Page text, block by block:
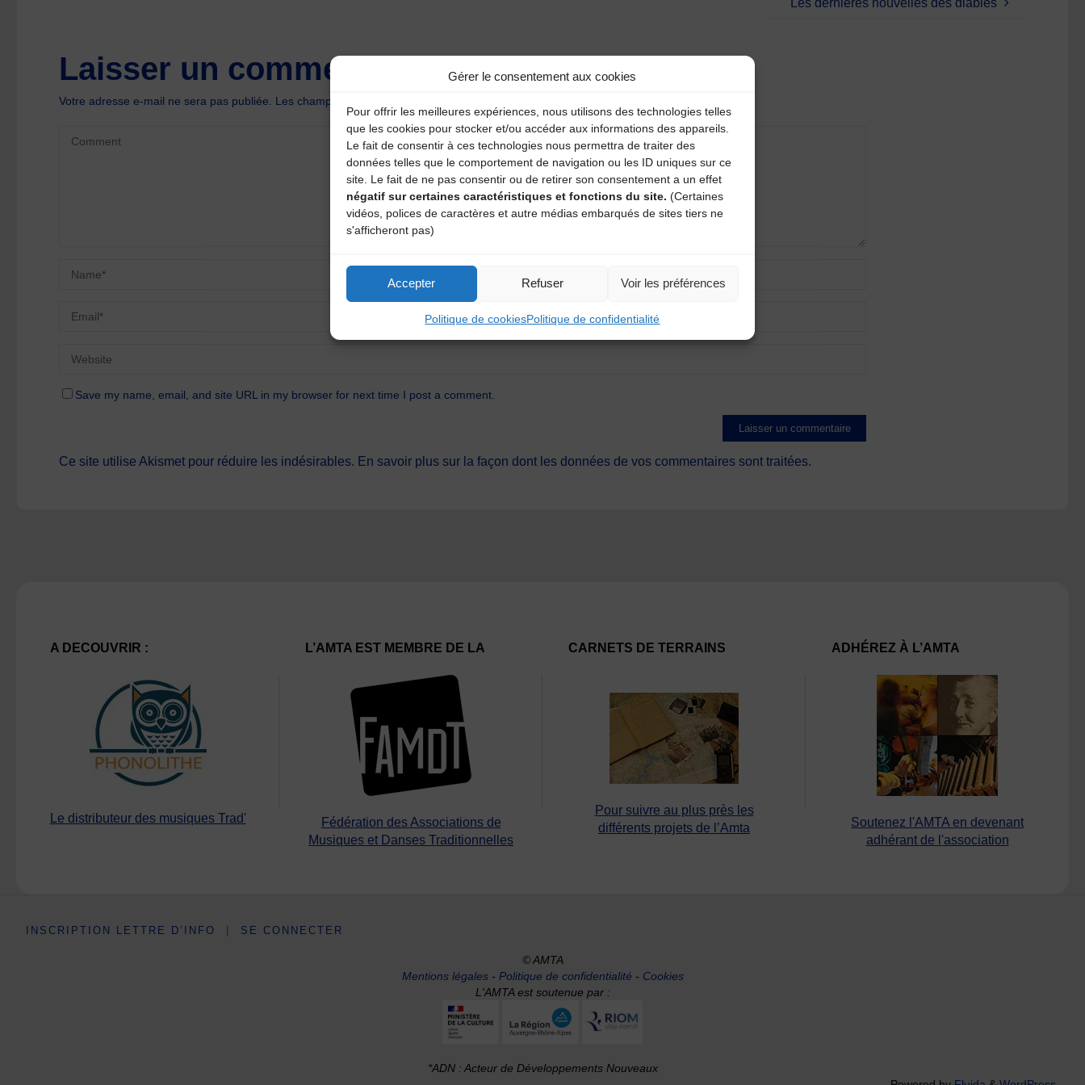
Gérer le consentement aux cookies
Pour offrir les meilleures expériences, nous utilisons des technologies telles
que les cookies pour stocker et/ou accéder aux informations des appareils.
Le fait de consentir à ces technologies nous permettra de traiter des
données telles que le comportement de navigation ou les ID uniques sur ce
site. Le fait de ne pas consentir ou de retirer son consentement a un effet
négatif sur certaines caractéristiques et fonctions du site. (Certaines
vidéos, polices de caractères et autre médias embarqués de sites tiers ne
s'afficheront pas)
Accepter Refuser Voir les préférences
Politique de cookiesPolitique de confidentialité
Laisser un commentaire
Votre adresse e-mail ne sera pas publiée. Les champs obligatoires sont indiqués avec
Save my name, email, and site URL in my browser for next time I post a comment.
Ce site utilise Akismet pour réduire les indésirables. En savoir plus sur la façon dont les données de vos commentaires sont traitées.
A DECOUVRIR :
Le distributeur des musiques Trad'
L’AMTA EST MEMBRE DE LA
Fédération des Associations de
Musiques et Danses Traditionnelles
CARNETS DE TERRAINS
Pour suivre au plus près les
différents projets de l’Amta
ADHÉREZ À L’AMTA
Soutenez l'AMTA en devenant
adhérant de l'association
INSCRIPTION LETTRE D’INFO SE CONNECTER
© AMTA
Mentions légales- Politique de confidentialité - Cookies
L'AMTA est soutenue par :
*ADN : Acteur de Développements Nouveaux